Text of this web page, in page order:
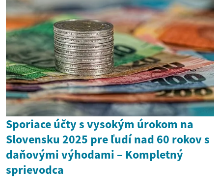
Sporiace účty s vysokým úrokom na
Slovensku 2025 pre ľudí nad 60 rokov s
daňovými výhodami – Kompletný
sprievodca